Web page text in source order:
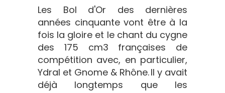
Les Bol d'Or des dernières
années cinquante vont être à la
fois la gloire et le chant du cygne
des 175 cm3 françaises de
compétition avec, en particulier,
Ydral et Gnome & Rhône. Il y avait
déjà longtemps que les